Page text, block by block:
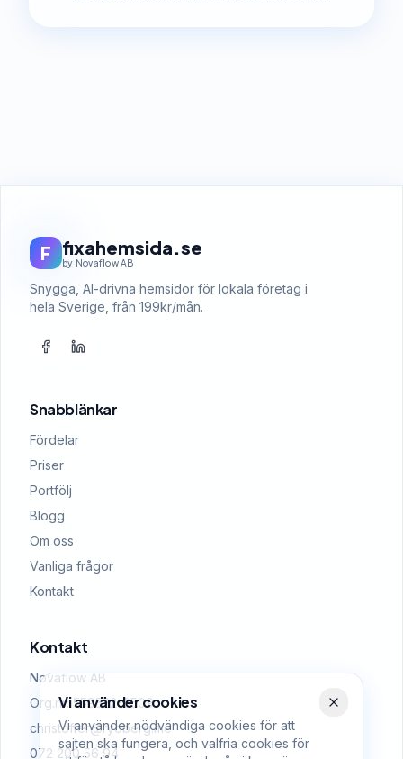
F fixahemsida.se
by Novaflow AB
Snygga, AI-drivna hemsidor för lokala företag i
hela Sverige, från 199kr/mån.
Snabblänkar
Fördelar
Priser
Portfölj
Blogg
Om oss
Vanliga frågor
Kontakt
Kontakt
Novaflow AB
Org.nr: 559522-0509
christoffer@rydberg.me
072 200 56 94
Vi använder cookies
Vi använder nödvändiga cookies för att
sajten ska fungera, och valfria cookies för